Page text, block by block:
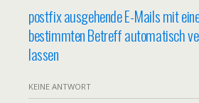
postfix ausgehende E-Mails mit
bestimmten Betreff automatisch
lassen
KEINE ANTWORT